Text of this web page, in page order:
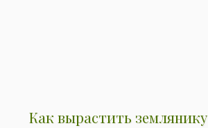
Как вырастить